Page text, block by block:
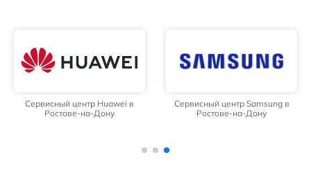
Сервисный центр Huawei в
Ростове-на-Дону
Сервисный центр Samsung в
Ростове-на-Дону